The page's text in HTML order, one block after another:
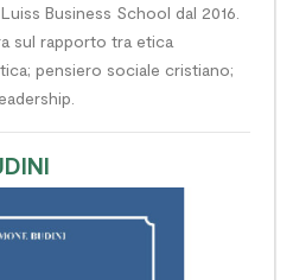
Business School dal 2016.
sul rapporto tra etica
pensiero sociale cristiano;